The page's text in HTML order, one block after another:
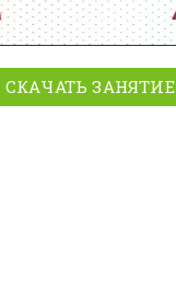
СКАЧАТЬ ЗАНЯТИЕ